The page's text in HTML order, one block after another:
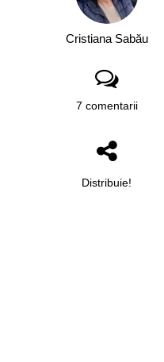
Cristiana Sabău
7 comentarii
Distribuie!